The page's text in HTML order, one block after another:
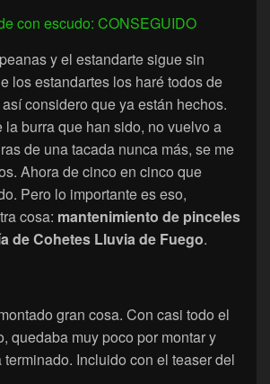
con escudo: CONSEGUIDO
y el estandarte sigue sin
los estandartes los haré todos de
considero que ya están hechos.
la burra que han sido, no vuelvo a
de una tacada nunca más, se me
Ahora de cinco en cinco que
Pero lo importante es eso,
cosa: mantenimiento de pinceles
de Cohetes Lluvia de Fuego.
gran cosa. Con casi todo el
quedaba muy poco por montar y
Incluido con el teaser del